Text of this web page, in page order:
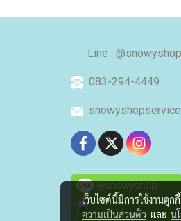
Line : @snowyshop
083-294-4449
@snowyshop
เว็บไซต์นี้มีการใช้งานคุ
ความเป็นส่วนตัว และ น